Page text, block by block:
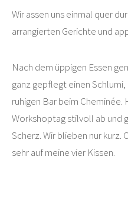
Wir assen uns einmal quer
arrangierten Gerichte und
Nach dem üppigen Essen
ganz gepflegt einen
ruhigen Bar beim Cheminée.
Workshoptag stilvoll ab und
Scherz. Wir blieben nur kurz.
sehr auf meine vier Kissen.